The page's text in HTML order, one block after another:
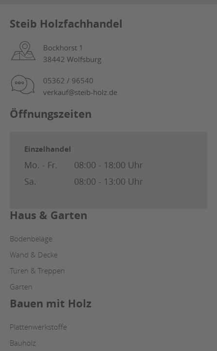
Steib Holzfachhandel
Bockhorst 1
38442 Wolfsburg
05362 / 96540
verkauf@steib-holz.de
Öffnungszeiten
Einzelhandel
Mo. - Fr.
08:00 - 18:00 Uhr
Sa.
08:00 - 13:00 Uhr
Haus & Garten
Bodenbeläge
Wand & Decke
Türen & Treppen
Garten
Bauen mit Holz
Plattenwerkstoffe
Bauholz